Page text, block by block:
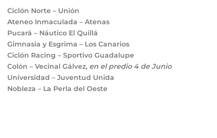
Ciclón Norte – Unión
Ateneo Inmaculada – Atenas
Pucará – Náutico El Quillá
Gimnasia y Esgrima – Los Canarios
Ciclón Racing – Sportivo Guadalupe
Colón – Vecinal Gálvez, en el predio 4 de Junio
Universidad – Juventud Unida
Nobleza – La Perla del Oeste